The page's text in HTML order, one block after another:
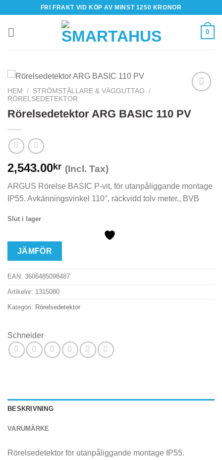
content
FRI FRAKT VID KÖP AV MINST 1250 KRONOR
0
HEM / STRÖMSTÄLLARE & VÄGGUTTAG
/
RÖRELSEDETEKTOR
Rörelsedetektor ARG BASIC 110 PV
2,543.00kr (Incl. Tax)
ARGUS Rörelse BASIC P-vit, för utanpåliggande montage
IP55. Avkänningsvinkel 110°, räckvidd tolv meter., BVB
Slut i lager
JÄMFÖR
EAN: 3606485098487
Artikelnr: 1315080
Kategori: Rörelsedetektor
Schneider
BESKRIVNING
VARUMÄRKE
Rörelsedetektor för utanpåliggande montage IP55.